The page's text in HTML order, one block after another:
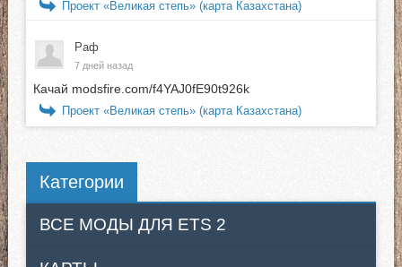
Проект «Великая степь» (карта Казахстана)
Раф
7 дней назад
Качай modsfire.com/f4YAJ0fE90t926k
Проект «Великая степь» (карта Казахстана)
Категории
ВСЕ МОДЫ ДЛЯ ETS 2